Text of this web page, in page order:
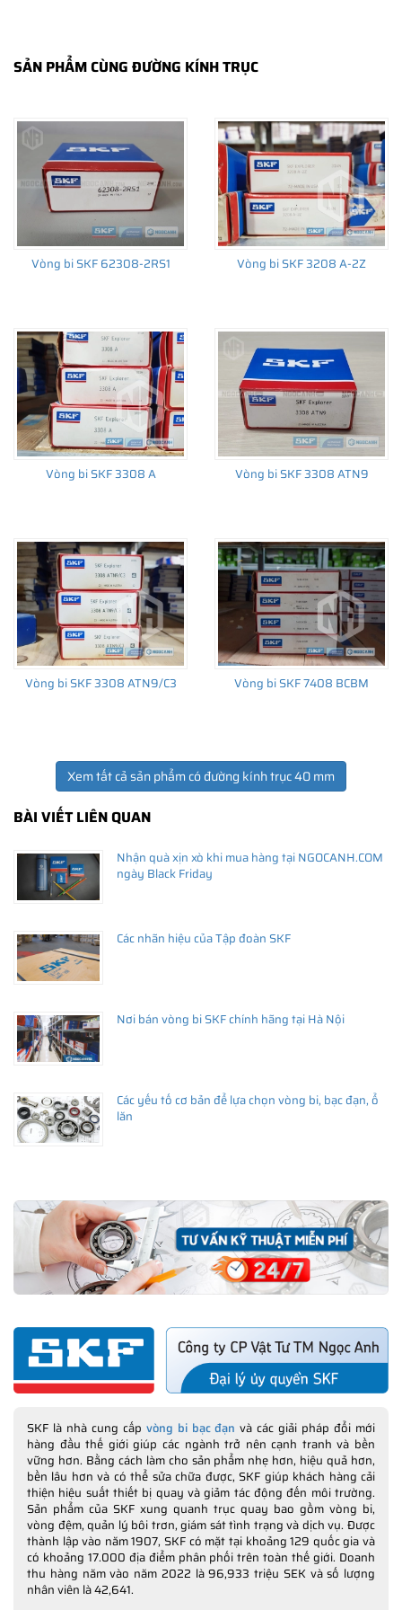
•Vòng bi SKF chính hãng, Những lưu ý cơ bản trước khi mua hàng
Xuất xứ vòng bi SKF chính hãng ở đâu?
•Chất lượng vòng bi SKF chính hãng
SẢN PHẨM CÙNG ĐƯỜNG KÍNH TRỤC
Vòng bi SKF 62308-2RS1 Vòng bi SKF 3208 A-2Z
Vòng bi SKF 3308 A Vòng bi SKF 3308 ATN9
Vòng bi SKF 3308 ATN9/C3 Vòng bi SKF 7408 BCBM
Xem tất cả sản phẩm có đường kính trục 40 mm
BÀI VIẾT LIÊN QUAN
Nhận quà xịn xò khi mua hàng tại NGOCANH.COM
ngày Black Friday
Các nhãn hiệu của Tập đoàn SKF
Nơi bán vòng bi SKF chính hãng tại Hà Nội
Các yếu tố cơ bản để lựa chọn vòng bi, bạc đạn, ổ
lăn
SKF là nhà cung cấp vòng bi bạc đạn và các giải pháp đổi mới
hàng đầu thế giới giúp các ngành trở nên cạnh tranh và bền
vững hơn. Bằng cách làm cho sản phẩm nhẹ hơn, hiệu quả hơn,
bền lâu hơn và có thể sửa chữa được, SKF giúp khách hàng cải
thiện hiệu suất thiết bị quay và giảm tác động đến môi trường.
Sản phẩm của SKF xung quanh trục quay bao gồm vòng bi,
vòng đệm, quản lý bôi trơn, giám sát tình trạng và dịch vụ. Được
thành lập vào năm 1907, SKF có mặt tại khoảng 129 quốc gia và
có khoảng 17.000 địa điểm phân phối trên toàn thế giới. Doanh
thu hàng năm vào năm 2022 là 96,933 triệu SEK và số lượng
nhân viên là 42,641.